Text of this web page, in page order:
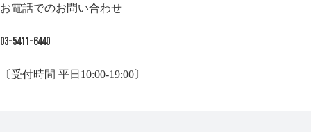
お電話でのお問い合わせ
03-5411-6440
〔受付時間 平日10:00-19:00〕